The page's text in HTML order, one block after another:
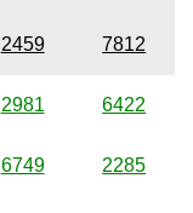
2459 7812
2981 6422
6749 2285